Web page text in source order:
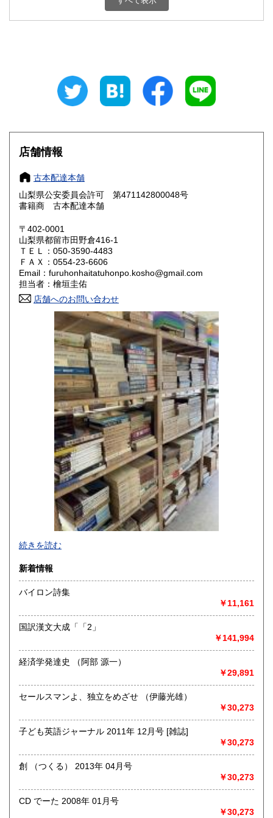
800円 三重県
大阪府
奈良県
鳥取県 800円 島根県
岡山県
山口県 800円
香川県 800円 愛媛県
高知県 800円
800円 長崎県
800円 大分県
800円 鹿児島県
1,500円
店舗情報
古本配達本舗
山梨県公安委員会許可 第471142800048号
書籍商 古本配達本舗
〒402-0001
山梨県都留市田野倉416-1
ＴＥＬ：050-3590-4483
ＦＡＸ：0554-23-6606
Email：furuhonhaitatuhonpo.kosho@gmail.com
担当者：檜垣圭佑
店舗へのお問い合わせ
-
沿線名：-
最寄駅：-
営業時間：-
定休日：-
書籍の買取について
取り扱い分野
総記、哲学宗教、歴史、社会科学、自然科学、美術工芸、国
語国文、外国文学、古典籍、近代文献、趣味、外国書、サブ
カルチャー、古書一般（その他）
続きを読む
新着情報
バイロン詩集
￥11,161
国訳漢文大成「「2」
￥141,994
経済学発達史 （阿部 源一）
￥29,891
セールスマンよ、独立をめざせ （伊藤光雄）
￥30,273
子ども英語ジャーナル 2011年 12月号 [雑誌]
￥30,273
創 （つくる） 2013年 04月号
￥30,273
CD でーた 2008年 01月号
￥30,273